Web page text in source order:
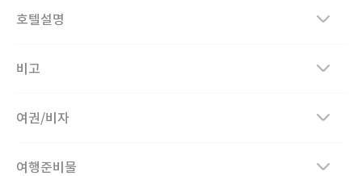
호텔설명
비고
여권/비자
여행준비물